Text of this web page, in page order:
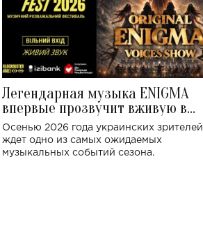
Легендарная музыка ENIGMA
впервые прозвучит вживую в
Украине: где состоится концерт
Осенью 2026 года украинских зрителей
ждет одно из самых ожидаемых
музыкальных событий сезона.